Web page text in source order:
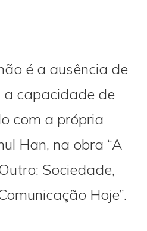
é a ausência de
a capacidade de
com a própria
Han, na obra “A
Sociedade,
Hoje”.